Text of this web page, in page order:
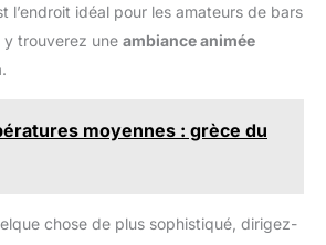
l’endroit idéal pour les amateurs de bars
y trouverez une ambiance animée
.
moyennes : grèce du
chose de plus sophistiqué, dirigez-